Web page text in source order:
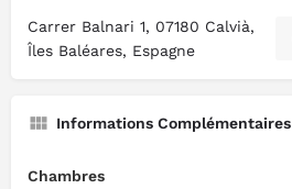
Carrer Balnari 1, 07180 Calvià,
Îles Baléares, Espagne
Informations Complémentaires
Chambres